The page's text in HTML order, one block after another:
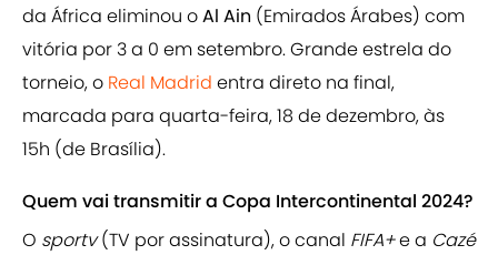
da África eliminou oAl Ain (Emirados Árabes) com
vitória por 3 a 0 em setembro. Grande estrela do
torneio, o Real Madrid entra direto na final,
marcada para quarta-feira, 18 de dezembro, às
15h (de Brasília).
Quem vai transmitir a Copa Intercontinental 2024?
O sportv(TV por assinatura), o canal FIFA+e a Cazé